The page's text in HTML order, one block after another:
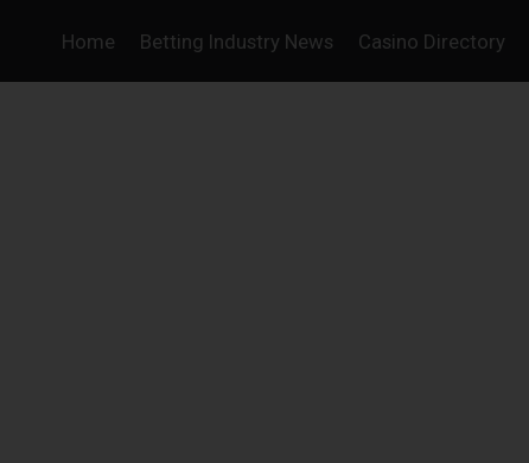
Home Betting Industry News Casino Directory